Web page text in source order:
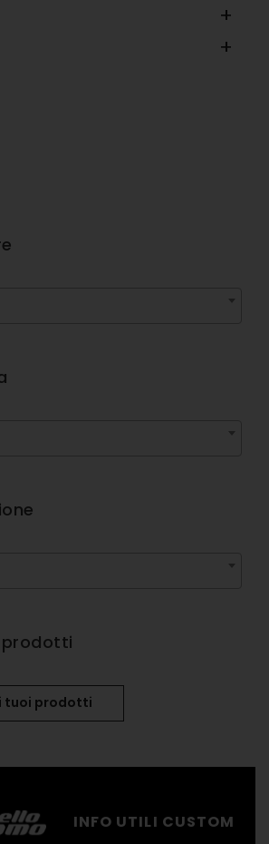
+
+
prodotti
tuoi prodotti
INFO UTILI CUSTOM